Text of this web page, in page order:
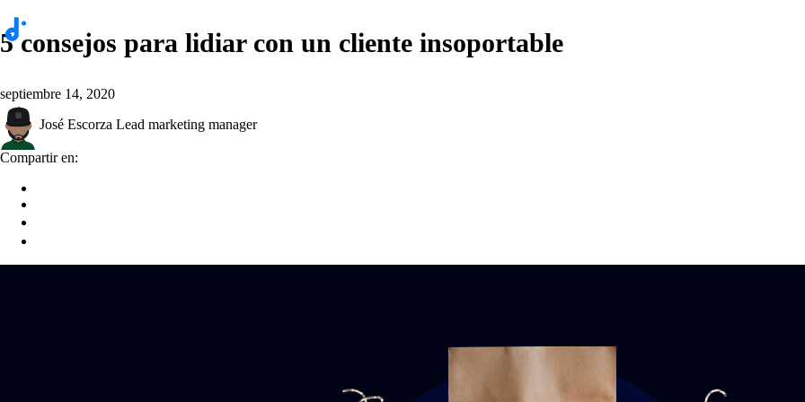
5 consejos para lidiar con un cliente insoportable
septiembre 14, 2020
José Escorza Lead marketing manager
Compartir en: